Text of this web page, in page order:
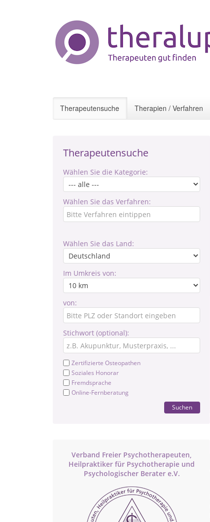
Therapeutensuche Therapien / Verfahren
Therapeutensuche
Wählen Sie die Kategorie:
Wählen Sie das Verfahren:
Wählen Sie das Land:
Im Umkreis von:
von:
Stichwort (optional):
Zertifizierte Osteopathen
Soziales Honorar
Fremdsprache
Online-Fernberatung
Suchen
Verband Freier Psychotherapeuten,
Heilpraktiker für Psychotherapie und
Psychologischer Berater e.V.